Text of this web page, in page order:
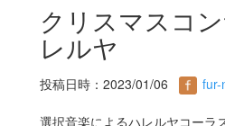
クリスマスコ
レルヤ
投稿日時：2023/01/06 fur-
選択音楽によるハレルヤコーラ